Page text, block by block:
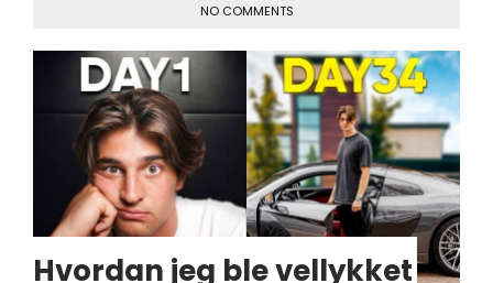
NO COMMENTS
Hvordan jeg ble vellykket